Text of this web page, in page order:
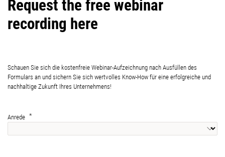
Request the free webinar
recording here
Schauen Sie sich die kostenfreie Webinar-Aufzeichnung nach Ausfüllen des
Formulars an und sichern Sie sich wertvolles Know-How für eine erfolgreiche und
nachhaltige Zukunft Ihres Unternehmens!
Anrede